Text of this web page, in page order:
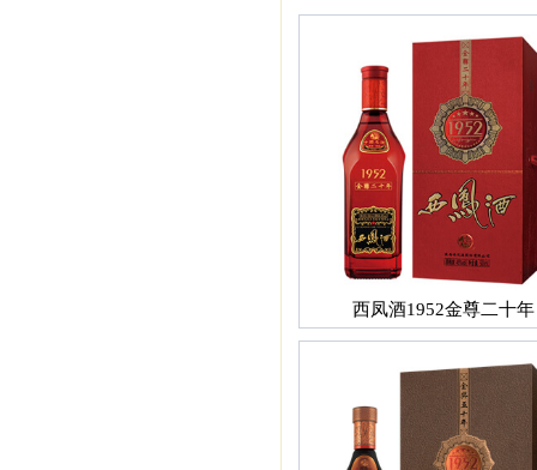
西凤酒1952金尊二十年